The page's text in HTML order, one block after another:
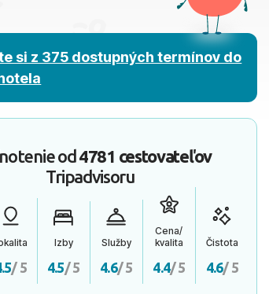
si z 375 dostupných termínov do
od4781 cestovateľov
Tripadvisoru
/ 5
Izby
4.5/ 5
Služby
4.6/ 5
Cena/
kvalita
4.4/ 5
Čistota
4.6/ 5